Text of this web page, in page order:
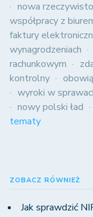
nowa
współpracy z
faktury
wynagrodzeniach
rachunkowym
kontrolny
wyroki w
nowy polski ład
tematy
ZOBACZ RÓWNIEŻ
Jak sprawdzić